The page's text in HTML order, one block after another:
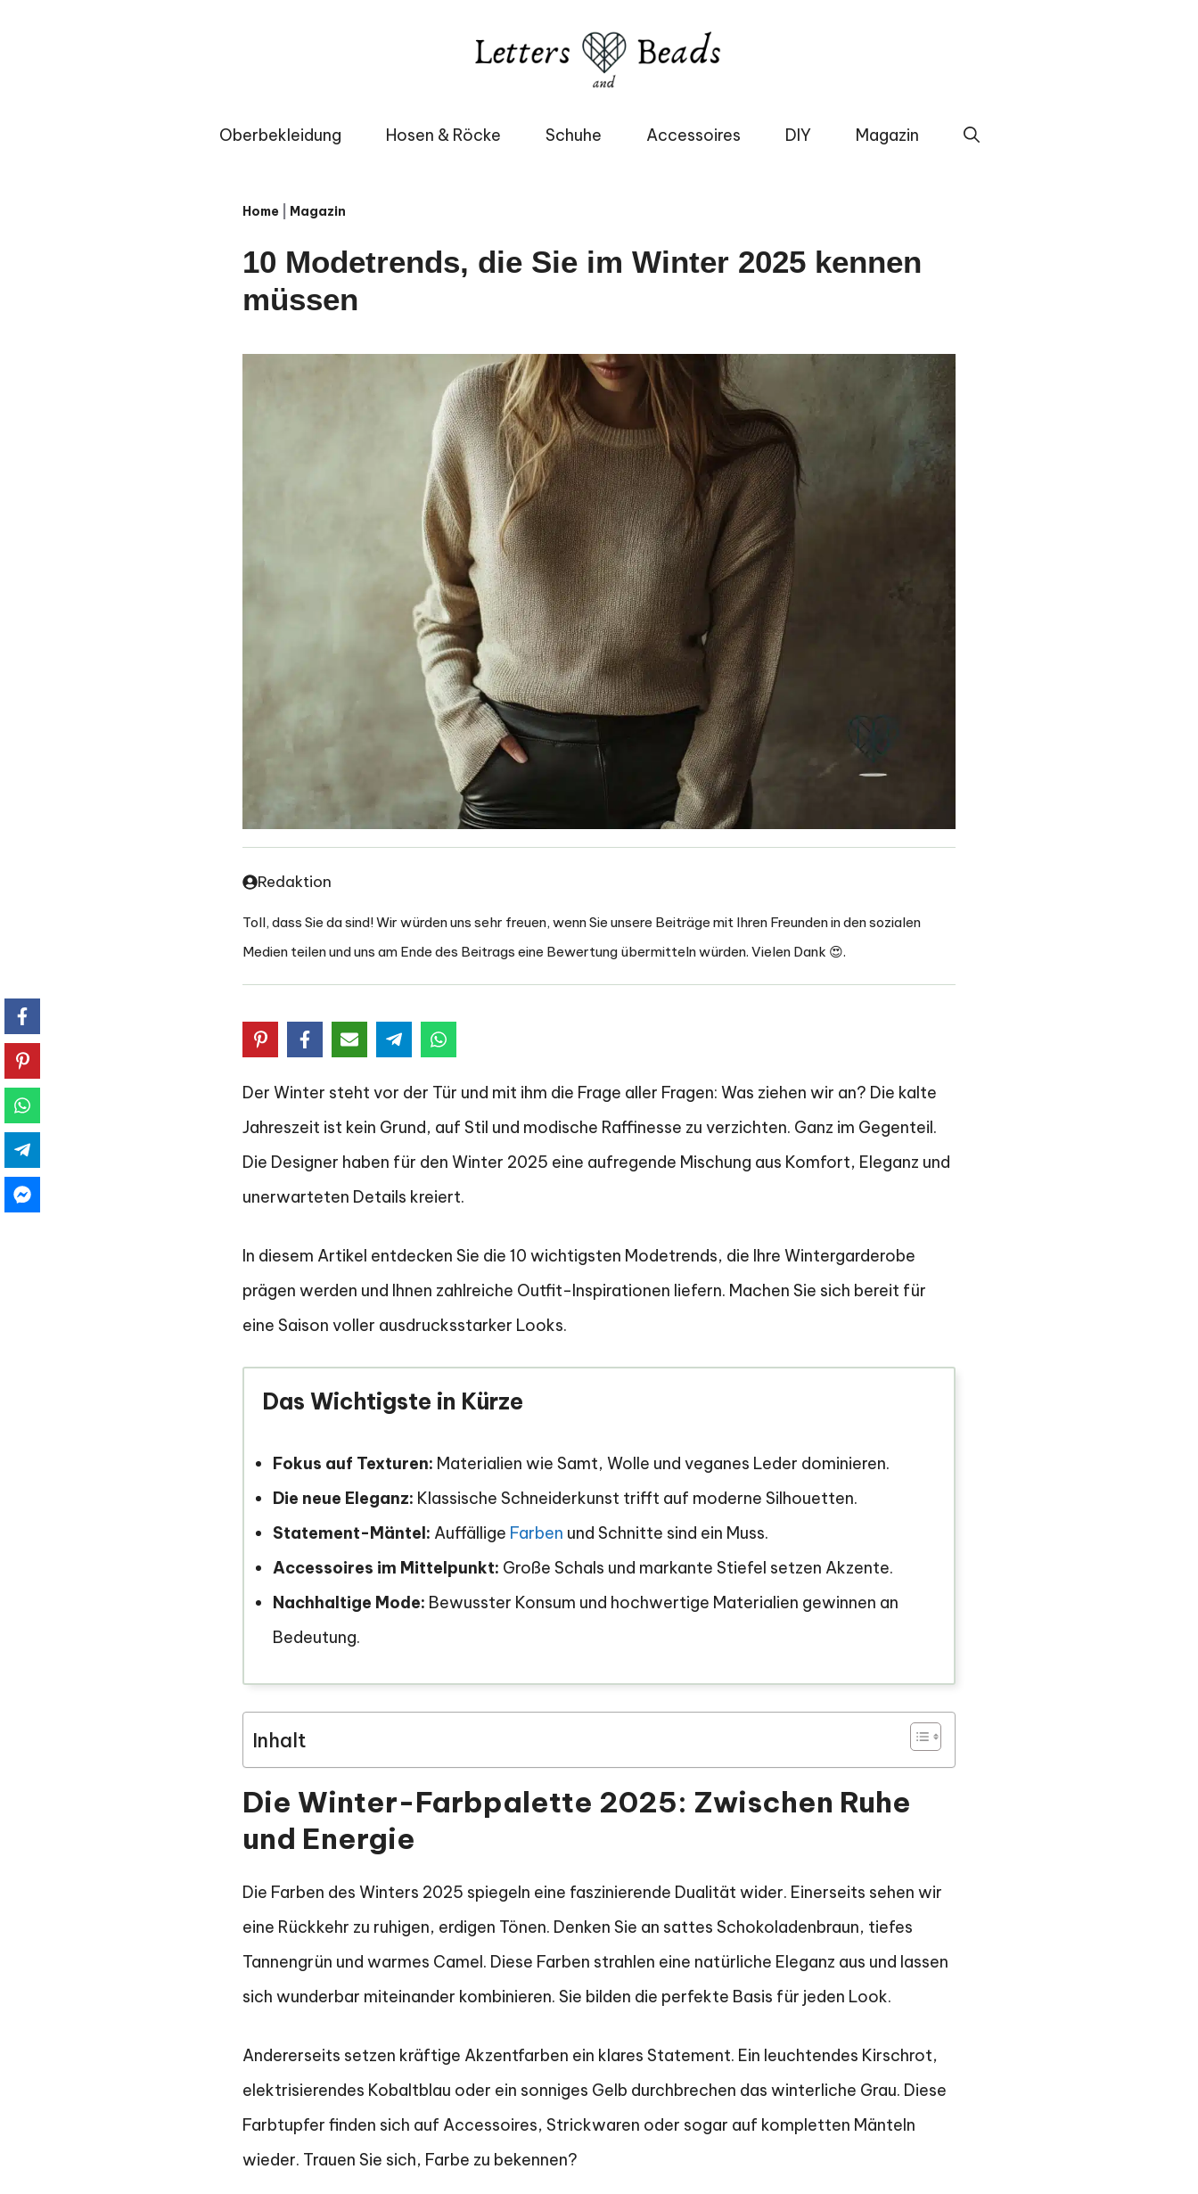
Oberbekleidung Hosen & Röcke Schuhe Accessoires DIY Magazin
Home Magazin
10 Modetrends, die Sie im Winter 2025 kennen
müssen
Redaktion
Toll, dass Sie da sind! Wir würden uns sehr freuen, wenn Sie unsere Beiträge mit Ihren Freunden in den sozialen
Medien teilen und uns am Ende des Beitrags eine Bewertung übermitteln würden. Vielen Dank 😍.
Der Winter steht vor der Tür und mit ihm die Frage aller Fragen: Was ziehen wir an? Die kalte
Jahreszeit ist kein Grund, auf Stil und modische Raffinesse zu verzichten. Ganz im Gegenteil.
Die Designer haben für den Winter 2025 eine aufregende Mischung aus Komfort, Eleganz und
unerwarteten Details kreiert.
In diesem Artikel entdecken Sie die 10 wichtigsten Modetrends, die Ihre Wintergarderobe
prägen werden und Ihnen zahlreiche Outfit-Inspirationen liefern. Machen Sie sich bereit für
eine Saison voller ausdrucksstarker Looks.
Das Wichtigste in Kürze
Fokus auf Texturen: Materialien wie Samt, Wolle und veganes Leder dominieren.
Die neue Eleganz: Klassische Schneiderkunst trifft auf moderne Silhouetten.
Statement-Mäntel: Auffällige Farben und Schnitte sind ein Muss.
Accessoires im Mittelpunkt: Große Schals und markante Stiefel setzen Akzente.
Nachhaltige Mode: Bewusster Konsum und hochwertige Materialien gewinnen an
Bedeutung.
Inhalt
Die Winter-Farbpalette 2025: Zwischen Ruhe
und Energie
Die Farben des Winters 2025 spiegeln eine faszinierende Dualität wider. Einerseits sehen wir
eine Rückkehr zu ruhigen, erdigen Tönen. Denken Sie an sattes Schokoladenbraun, tiefes
Tannengrün und warmes Camel. Diese Farben strahlen eine natürliche Eleganz aus und lassen
sich wunderbar miteinander kombinieren. Sie bilden die perfekte Basis für jeden Look.
Andererseits setzen kräftige Akzentfarben ein klares Statement. Ein leuchtendes Kirschrot,
elektrisierendes Kobaltblau oder ein sonniges Gelb durchbrechen das winterliche Grau. Diese
Farbtupfer finden sich auf Accessoires, Strickwaren oder sogar auf kompletten Mänteln
wieder. Trauen Sie sich, Farbe zu bekennen?